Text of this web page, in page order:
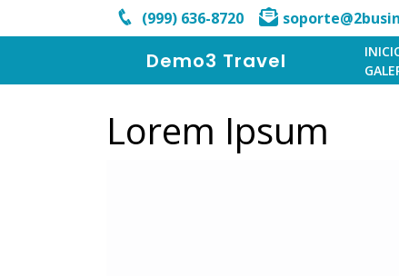
(999) 636-8720
Demo3 Travel
Lorem Ipsum